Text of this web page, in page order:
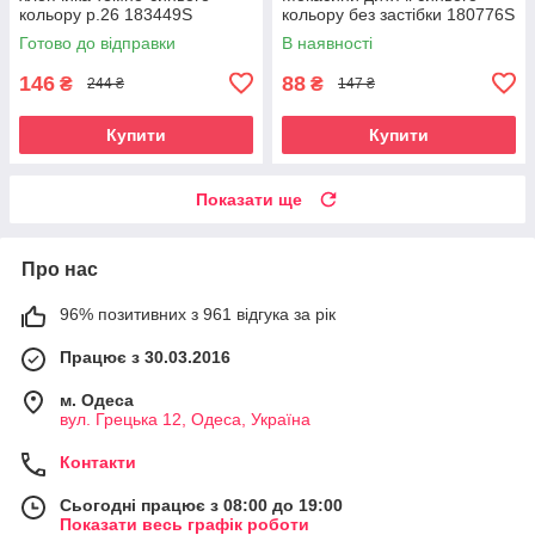
кольору р.26 183449S
Готово до відправки
146 ₴ 244 ₴
Купити
кольору без застібки 180776S
В наявності
88 ₴ 147 ₴
Купити
Показати ще
Про нас
96% позитивних з 961 відгука за рік
Працює з 30.03.2016
м. Одеса
вул. Грецька 12, Одеса, Україна
Контакти
Сьогодні працює з 08:00 до 19:00
Показати весь графік роботи